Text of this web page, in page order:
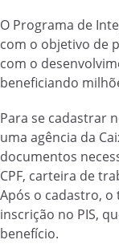
O Programa de
com o objetivo de
com o
beneficiando
Para se cadastrar
uma agência da
documentos
CPF, carteira de
Após o cadastro,
inscrição no PIS,
benefício.